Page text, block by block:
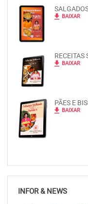
file_download BAIXAR
file_download BAIXAR
PÃES E
file_download BAIXAR
INFOR & NEWS